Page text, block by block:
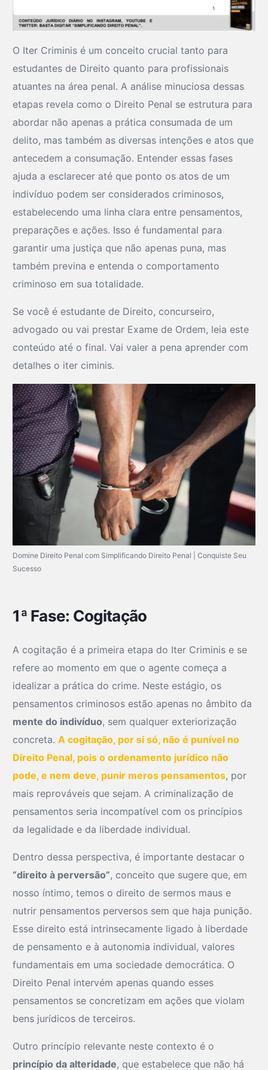
O Iter Criminis é um conceito crucial tanto para
estudantes de Direito quanto para profissionais
atuantes na área penal. A análise minuciosa dessas
etapas revela como o Direito Penal se estrutura para
abordar não apenas a prática consumada de um
delito, mas também as diversas intenções e atos que
antecedem a consumação. Entender essas fases
ajuda a esclarecer até que ponto os atos de um
indivíduo podem ser considerados criminosos,
estabelecendo uma linha clara entre pensamentos,
preparações e ações. Isso é fundamental para
garantir uma justiça que não apenas puna, mas
também previna e entenda o comportamento
criminoso em sua totalidade.
Se você é estudante de Direito, concurseiro,
advogado ou vai prestar Exame de Ordem, leia este
conteúdo até o final. Vai valer a pena aprender com
detalhes o iter ciminis.
Domine Direito Penal com Simplificando Direito Penal | Conquiste Seu
Sucesso
1ª Fase: Cogitação
A cogitação é a primeira etapa do Iter Criminis e se
refere ao momento em que o agente começa a
idealizar a prática do crime. Neste estágio, os
pensamentos criminosos estão apenas no âmbito da
mente do indivíduo, sem qualquer exteriorização
concreta.A cogitação, por si só, não é punível no
Direito Penal, pois o ordenamento jurídico não
pode, e nem deve, punir meros pensamentos, por
mais reprováveis que sejam. A criminalização de
pensamentos seria incompatível com os princípios
da legalidade e da liberdade individual.
Dentro dessa perspectiva, é importante destacar o
“direito à perversão”, conceito que sugere que, em
nosso íntimo, temos o direito de sermos maus e
nutrir pensamentos perversos sem que haja punição.
Esse direito está intrinsecamente ligado à liberdade
de pensamento e à autonomia individual, valores
fundamentais em uma sociedade democrática. O
Direito Penal intervém apenas quando esses
pensamentos se concretizam em ações que violam
bens jurídicos de terceiros.
Outro princípio relevante neste contexto é o
princípio da alteridade, que estabelece que não há